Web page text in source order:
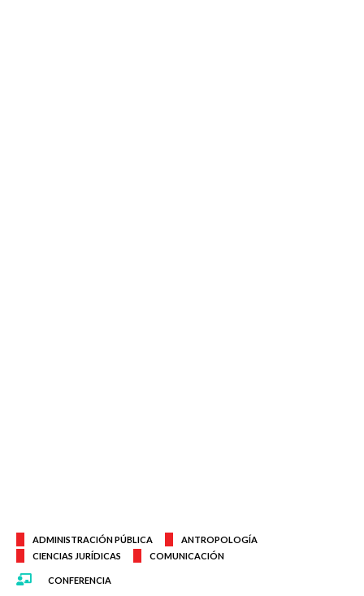
ADMINISTRACIÓN PÚBLICA
ANTROPOLOGÍA
CIENCIAS JURÍDICAS
COMUNICACIÓN
CONFERENCIA